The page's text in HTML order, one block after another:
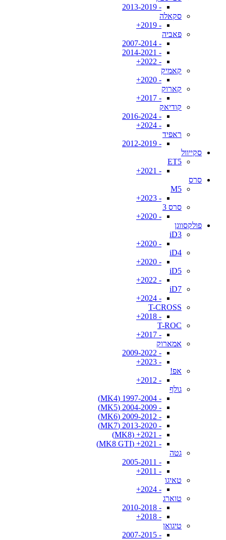
- 2013-2019
סקאלה
- 2019+
פאביה
- 2007-2014
- 2014-2021
- 2022+
קאמיק
- 2020+
קארוק
- 2017+
קודיאק
- 2016-2024
- 2024+
ראפיד
- 2012-2019
סקייוול
ET5
- 2021+
סרס
M5
- 2023+
סרס 3
- 2020+
פולקסווגן
iD3
- 2020+
iD4
- 2020+
iD5
- 2022+
iD7
- 2024+
T-CROSS
- 2018+
T-ROC
- 2017+
אמארוק
- 2009-2022
- 2023+
אפ!
- 2012+
גולף
- 1997-2004 (MK4)
- 2004-2009 (MK5)
- 2009-2012 (MK6)
- 2013-2020 (MK7)
- 2021+ (MK8)
- 2021+ (MK8 GTI)
גטה
- 2005-2011
- 2011+
טאיגו
- 2024+
טוארג
- 2010-2018
- 2018+
טיגואן
- 2007-2015